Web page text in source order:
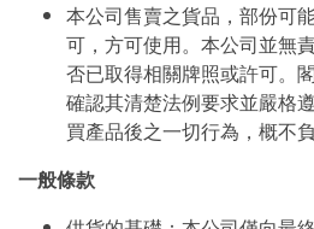
本公司售賣之貨品，部份可
可，方可使用。本公司並無
否已取得相關牌照或許可。
確認其清楚法例要求並嚴格
買產品後之一切行為，概不負
一般條款